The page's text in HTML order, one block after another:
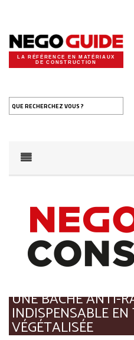
LA RÉFÉRENCE EN MATÉRIAUX
DE CONSTRUCTION
QUE RECHERCHEZ VOUS ?
UNE BÂCHE ANTI-
INDISPENSABLE
VÉGÉTALISÉE